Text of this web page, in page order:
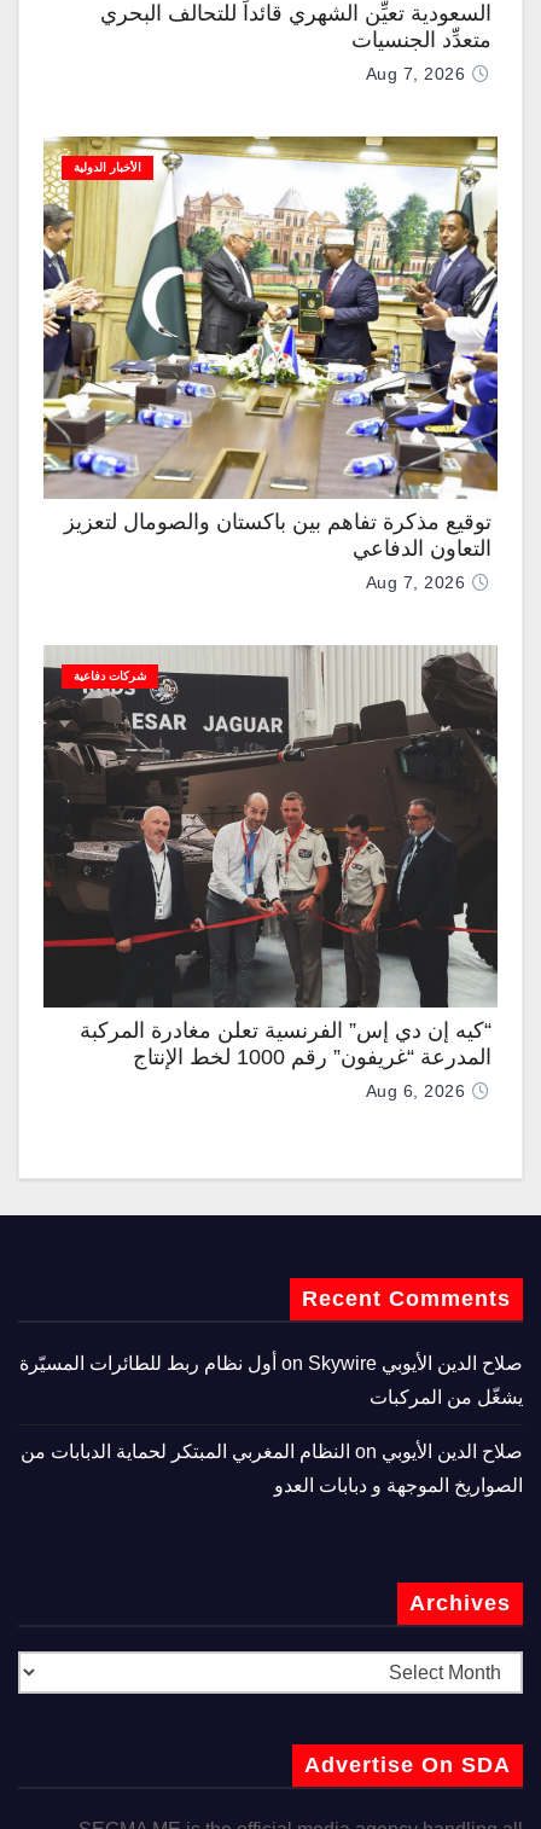
السعودية تعيِّن الشهري قائداً للتحالف البحري
متعدِّد الجنسيات
Aug 7, 2026
الأخبار الدولية
توقيع مذكرة تفاهم بين باكستان والصومال لتعزيز
التعاون الدفاعي
Aug 7, 2026
شركات دفاعية
“كيه إن دي إس” الفرنسية تعلن مغادرة المركبة
المدرعة “غريفون” رقم 1000 لخط الإنتاج
Aug 6, 2026
Recent Comments
صلاح الدين الأيوبي
Skywire أول نظام ربط للطائرات المسيّرة
يشغّل من المركبات
صلاح الدين الأيوبي
النظام المغربي المبتكر لحماية الدبابات من
الصواريخ الموجهة و دبابات العدو
Archives
Advertise On SDA